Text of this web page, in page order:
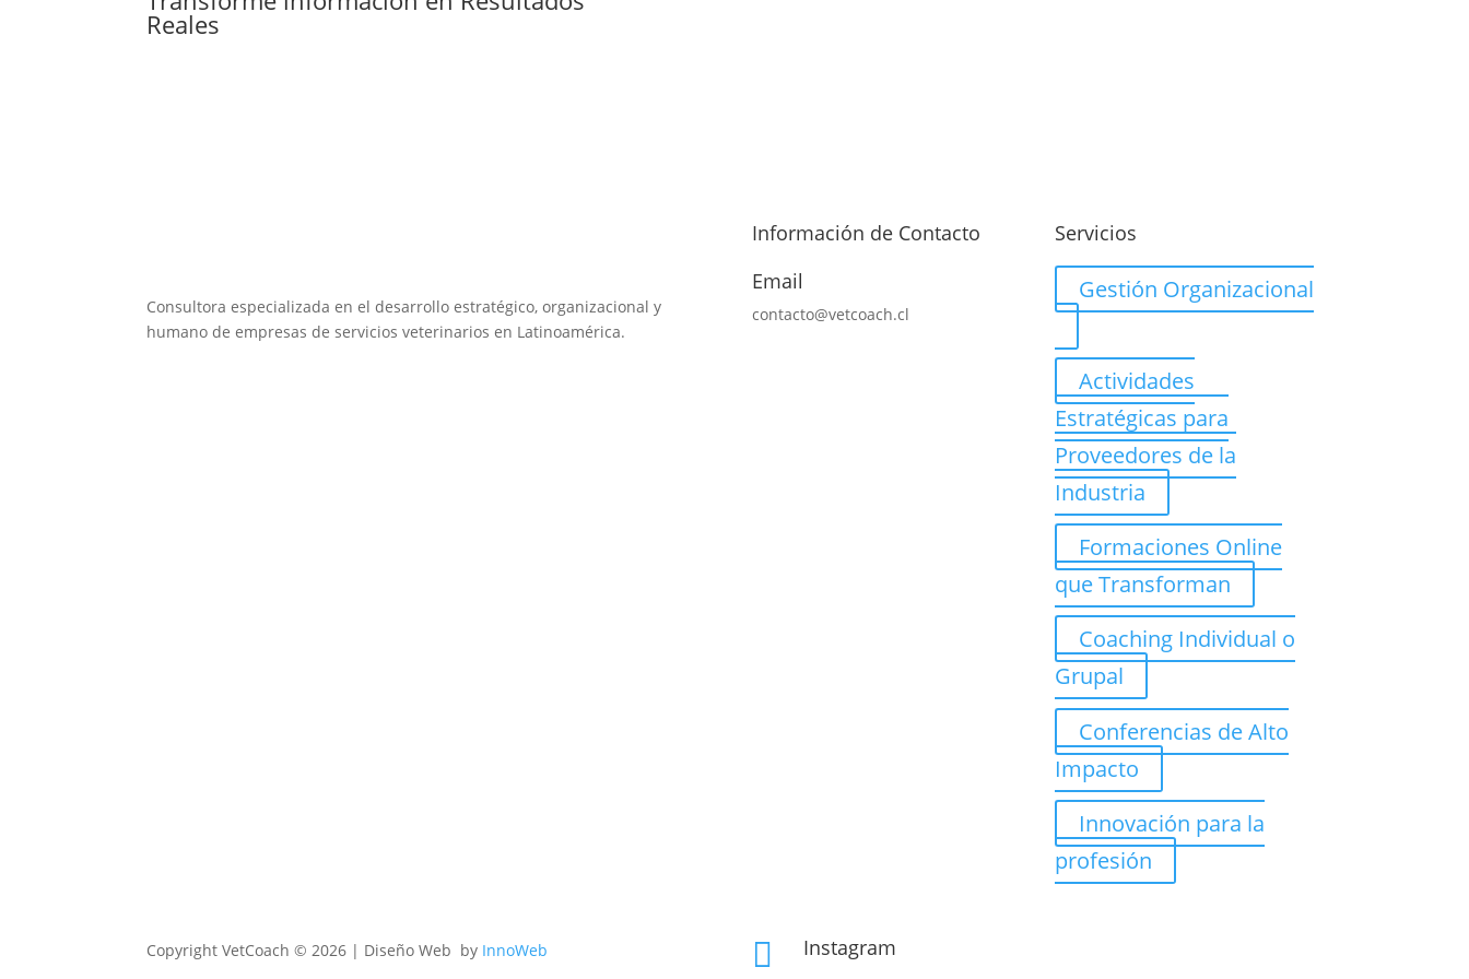
Reales
Consultora especializada en el desarrollo estratégico, organizacional y
humano de empresas de servicios veterinarios en Latinoamérica.
Información de Contacto
Email
contacto@vetcoach.cl
Servicios
Gestión Organizacional
Actividades
Estratégicas para
Proveedores de la
Industria
Formaciones Online
que Transforman
Coaching Individual o
Grupal
Conferencias de Alto
Impacto
Innovación para la
profesión
Copyright VetCoach © 2026 | Diseño Web by InnoWeb  Instagram